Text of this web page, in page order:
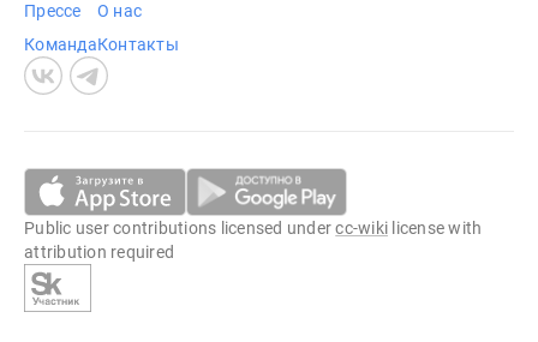
Прессе
Команда
О нас
Контакты
Public user contributions licensed undercc-wiki license with
attribution required